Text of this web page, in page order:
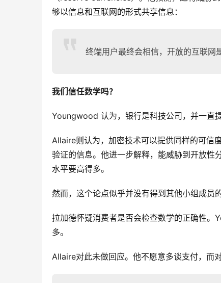
够以信息和互联网的形式共享信息：
终端用户最终会相信，开放的互联网
我们信任数学吗？
Youngwood 认为，银行是科技公司，并一直
Allaire则认为，加密技术可以提供同样的可信
验证的信息。他进一步解释，能威胁到开放性
水平要高得多。
然而，这个论点似乎并没有得到其他小组成员的
拉加德怀疑消费者是否会检查数学的正确性。
多。
Allaire对此未做回应。他不愿意多谈支付，而